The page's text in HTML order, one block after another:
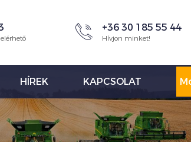
+36 30 185 55 44
Hívjon minket!
HÍREK KAPCSOLAT